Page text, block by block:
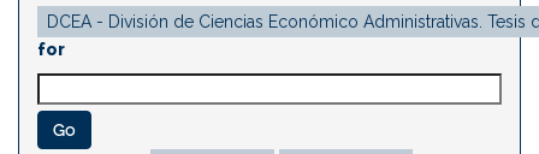
for